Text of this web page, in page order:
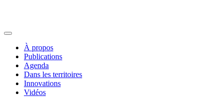
À propos
Publications
Agenda
Dans les territoires
Innovations
Vidéos